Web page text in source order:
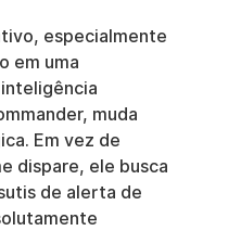
especialmente
em uma
muda
Em vez de
dispare, ele busca
de alerta de